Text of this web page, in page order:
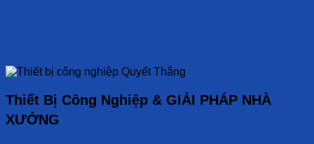
Thiết Bị Công Nghiệp & GIẢI PHÁP NHÀ
XƯỞNG